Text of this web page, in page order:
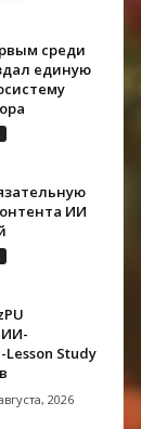
среди
единую
ИИ
ИИ-
Study
2026